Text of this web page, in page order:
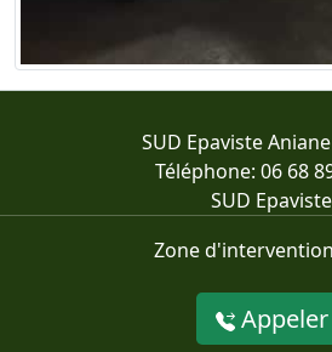
SUD Epaviste
Téléphone: 06 68
SUD Epaviste
Zone
Appeler